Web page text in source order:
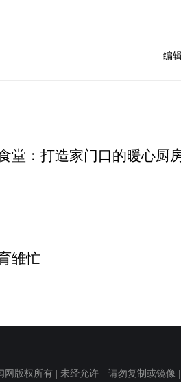
编
堂：打造家门口的暖心厨
雏忙
权所有 | 未经允许 请勿复制或镜像 |